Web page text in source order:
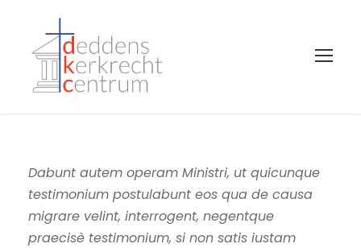
Dabunt autem operam Ministri, ut quicunque
testimonium postulabunt eos qua de causa
migrare velint, interrogent, negentque
praecisè testimonium, si non satis iustam